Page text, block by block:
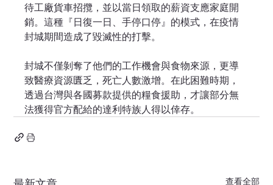
待工廠貨車招攬，並以當日領取的薪資支應家庭開
銷。這種『日復一日、手停口停』的模式，在疫情
封城期間造成了毀滅性的打擊。
封城不僅剝奪了他們的工作機會與食物來源，更導
致醫療資源匱乏，死亡人數激增。在此困難時期，
透過台灣與各國募款提供的糧食援助，才讓部分無
法獲得官方配給的達利特族人得以倖存。
查看全部